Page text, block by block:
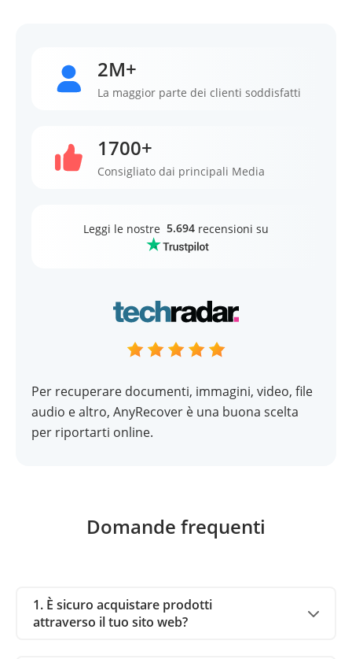
2M+
La maggior parte dei clienti soddisfatti
1700+
Consigliato dai principali Media
Leggi le nostre 5.694 recensioni su
Per recuperare documenti, immagini, video, file
audio e altro, AnyRecover è una buona scelta
per riportarti online.
Domande frequenti
1. È sicuro acquistare prodotti
attraverso il tuo sito web?